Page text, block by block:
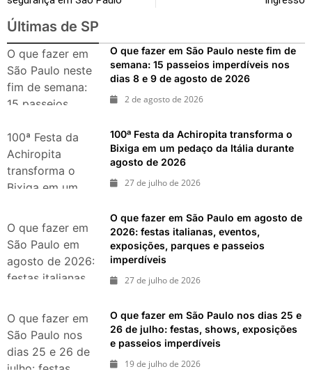
Últimas de SP
O que fazer em
São Paulo neste
fim de semana:
15 passeios
dias 8 e 9 de
agosto de 2026
O que fazer em São Paulo neste fim de
semana: 15 passeios imperdíveis nos
dias 8 e 9 de agosto de 2026
2 de agosto de 2026
100ª Festa da
Achiropita
transforma o
Bixiga em um
durante agosto
de 2026
100ª Festa da Achiropita transforma o
Bixiga em um pedaço da Itália durante
agosto de 2026
27 de julho de 2026
O que fazer em
São Paulo em
agosto de 2026:
festas italianas,
exposições,
parques e
passeios
imperdíveis
O que fazer em São Paulo em agosto de
2026: festas italianas, eventos,
exposições, parques e passeios
imperdíveis
27 de julho de 2026
O que fazer em
São Paulo nos
dias 25 e 26 de
julho: festas,
O que fazer em São Paulo nos dias 25 e
26 de julho: festas, shows, exposições
e passeios imperdíveis
19 de julho de 2026